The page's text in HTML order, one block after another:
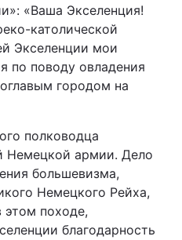
«Ваша Экселенция!
католической
Экселенции мои
по поводу овладения
городом на
полководца
Немецкой армии. Дело
большевизма,
Немецкого Рейха,
этом походе,
благодарность